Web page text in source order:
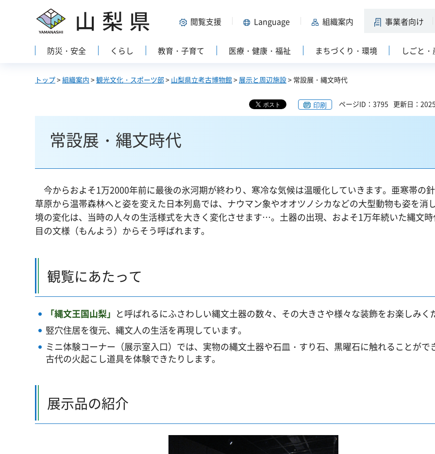
山梨県 閲覧支援 Language 組織案内 事業者向け
防災・安全 くらし 教育・子育て 医療・健康・福祉 まちづくり・環境 しごと
トップ>組織案内 >観光文化・スポーツ部> 山梨県立考古博物館> 展示と周辺施設> 常設展・縄文時代
印刷 ページID：3795 更新日：
常設展・縄文時代
今からおよそ1万2000年前に最後の氷河期が終わり、寒冷な気候は温暖化していきます。亜寒帯の
草原から温帯森林へと姿を変えた日本列島では、ナウマン象やオオツノシカなどの大型動物も姿を消
境の変化は、当時の人々の生活様式を大きく変化させます…。土器の出現、およそ1万年続いた縄文
目の文様（もんよう）からそう呼ばれます。
観覧にあたって
「縄文王国山梨」 と呼ばれるにふさわしい縄文土器の数々、その大きさや様々な装飾をお楽しみく
竪穴住居を復元、縄文人の生活を再現しています。
ミニ体験コーナー（展示室入口）では、実物の縄文土器や石皿・すり石、黒曜石に触れることがで
古代の火起こし道具を体験できたりします。
展示品の紹介